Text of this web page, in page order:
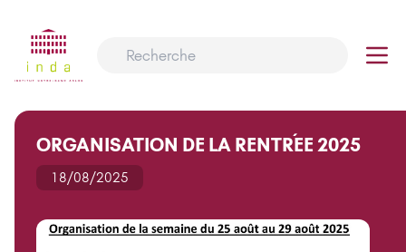
ORGANISATION DE LA RENTRÉE 2025
18/08/2025